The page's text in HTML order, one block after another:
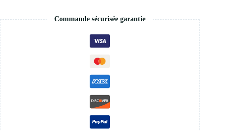
Commande sécurisée garantie